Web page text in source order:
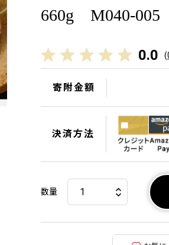
660g M040-005
0.0 (
寄附金額
決済方法
数量